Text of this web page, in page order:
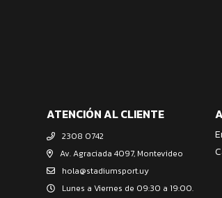
ATENCIÓN AL CLIENTE
2308 0742
Av. Agraciada 4097, Montevideo
hola@stadiumsport.uy
Lunes a Viernes de 09:30 a 19:00.